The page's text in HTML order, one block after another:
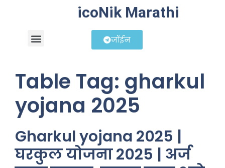
icoNik Marathi
जॉईन
Table Tag: gharkul
yojana 2025
Gharkul yojana 2025 |
घरकुल योजना 2025 | अर्ज